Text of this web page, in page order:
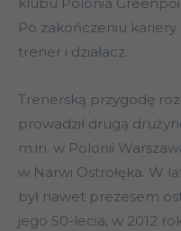
Po zakończeniu
trener i działacz.
Trenerską przygodę
prowadził drugą
m.in. w Polonii
w Narwi Ostrołęka. W
był nawet prezesem
jego 50-lecia, w 2012